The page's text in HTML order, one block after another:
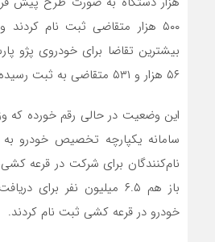
۵۰۰ هزار متقاضی ثبت نام
۵۶ هزار و ۵۳۱ متقاضی به ثبت رسیده است.
این وضعیت در حالی رقم خورده که
سامانه یکپارچه تخصیص خودرو
نام‌کنندگان برای شرکت در قرعه
خودرو در قرعه کشی ثبت نام کردند.